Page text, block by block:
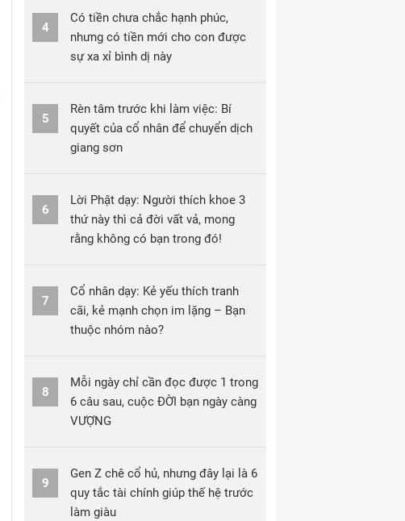
4
Có tiền chưa chắc hạnh phúc,
nhưng có tiền mới cho con được
sự xa xỉ bình dị này
5
Rèn tâm trước khi làm việc: Bí
quyết của cổ nhân để chuyển dịch
giang sơn
6
Lời Phật dạy: Người thích khoe 3
thứ này thì cả đời vất vả, mong
rằng không có bạn trong đó!
7
Cổ nhân dạy: Kẻ yếu thích tranh
cãi, kẻ mạnh chọn im lặng – Bạn
thuộc nhóm nào?
8
Mỗi ngày chỉ cần đọc được 1 trong
6 câu sau, cuộc ĐỜI bạn ngày càng
VƯỢNG
9
Gen Z chê cổ hủ, nhưng đây lại là 6
quy tắc tài chính giúp thế hệ trước
làm giàu